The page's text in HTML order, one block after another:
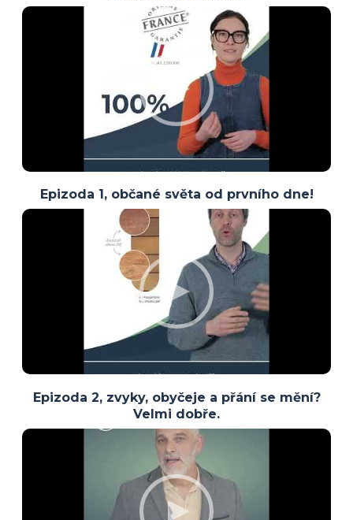
Epizoda 1, občané světa od prvního dne!
Epizoda 2, zvyky, obyčeje a přání se mění?
Velmi dobře.